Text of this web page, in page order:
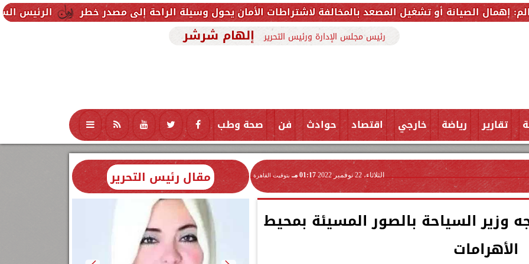
الرئيس السيسي يودّع ملك تشغيل المصعد بالمخالفة لاشتراطات الأمان يحول وسيلة الراحة إلى مصدر خطر
رئيس مجلس الإدارة ورئيس التحرير إلهام شرشر
تقارير رياضة خارجي اقتصاد حوادث فن صحة وطب تكنولوجيا منوعات محافظات
الثلاثاء، 22 نوفمبر 2022 01:17 مـ بتوقيت القاهرة
وزير السياحة بالصور المسيئة بمحيط
الأهرامات
مقال رئيس التحرير